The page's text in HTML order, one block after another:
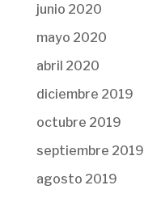
junio 2020
mayo 2020
abril 2020
diciembre 2019
octubre 2019
septiembre 2019
agosto 2019